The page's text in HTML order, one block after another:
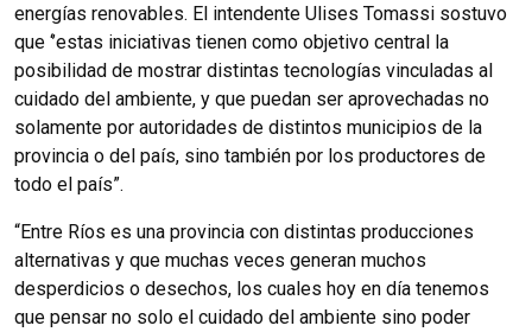
energías renovables. El intendente Ulises Tomassi sostuvo
que ‘’estas iniciativas tienen como objetivo central la
posibilidad de mostrar distintas tecnologías vinculadas al
cuidado del ambiente, y que puedan ser aprovechadas no
solamente por autoridades de distintos municipios de la
provincia o del país, sino también por los productores de
todo el país”.
“Entre Ríos es una provincia con distintas producciones
alternativas y que muchas veces generan muchos
desperdicios o desechos, los cuales hoy en día tenemos
que pensar no solo el cuidado del ambiente sino poder